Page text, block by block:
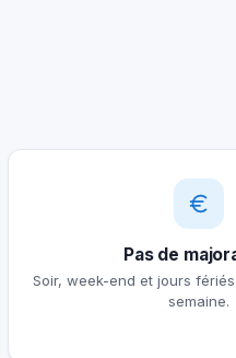
Pas de
Soir, week-end et jours
semaine.